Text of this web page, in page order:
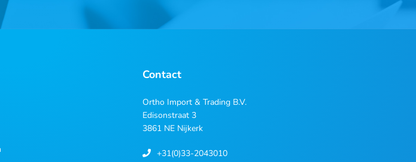
Contact
Ortho Import & Trading B.V.
Edisonstraat 3
3861 NE Nijkerk
+31(0)33-2043010